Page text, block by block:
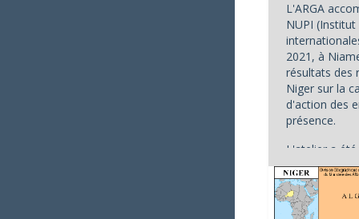
L'ARGA
NUPI
2021, à
résultats des
Niger sur la
d'action des
présence.
L'atelier a été